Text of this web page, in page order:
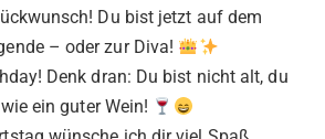
Du bist jetzt auf dem
– oder zur Diva!
Denk dran: Du bist nicht alt, du
ein guter Wein!